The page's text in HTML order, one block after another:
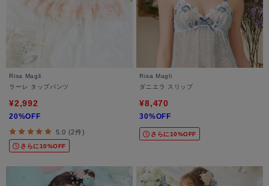
Risa Magli
ラーレ タップパンツ
¥2,992
20%OFF
5.0 (2件)
さらに10%OFF
Risa Magli
ダニエラ スリップ
¥8,470
30%OFF
さらに10%OFF